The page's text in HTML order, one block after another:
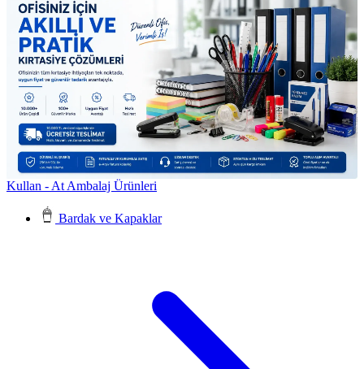
Kullan - At Ambalaj Ürünleri
Bardak ve Kapaklar